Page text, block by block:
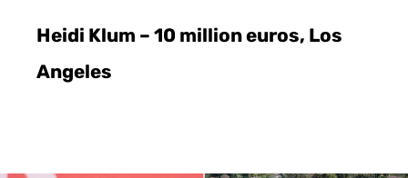
Heidi Klum – 10 million euros, Los
Angeles